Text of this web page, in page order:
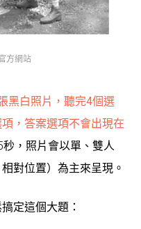
方網站
黑白照片，聽完4個選
，答案選項不會出現在
，照片會以單、雙人
對位置）為主來呈現。
定這個大題：